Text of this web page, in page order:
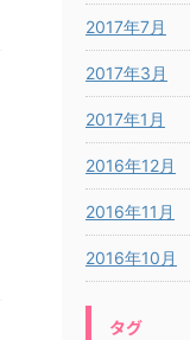
2017年7月
2017年3月
2017年1月
2016年12月
2016年11月
2016年10月
タグ